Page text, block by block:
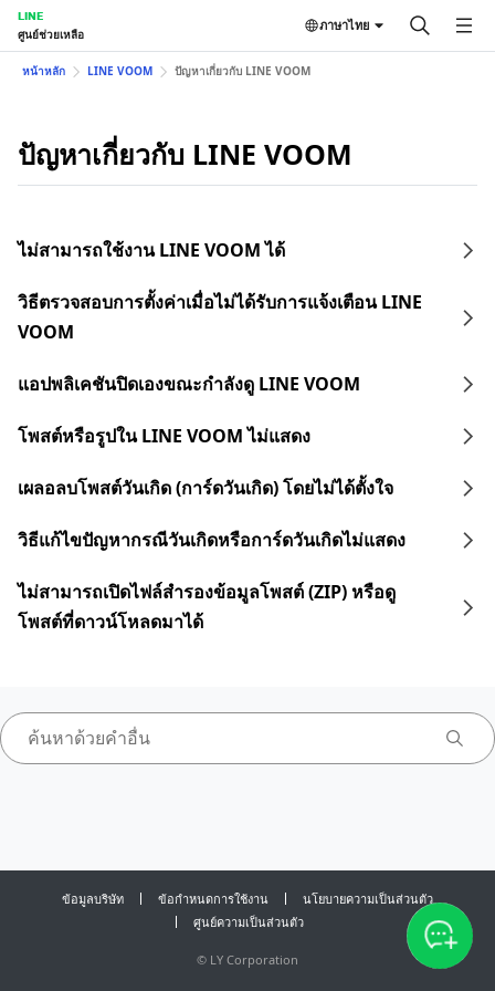
LINE
ศูนย์ช่วยเหลือ
ภาษาไทย
หน้าหลัก LINE VOOM ปัญหาเกี่ยวกับ LINE VOOM
ปัญหาเกี่ยวกับ LINE VOOM
ไม่สามารถใช้งาน LINE VOOM ได้
วิธีตรวจสอบการตั้งค่าเมื่อไม่ได้รับการแจ้งเตือน LINE
VOOM
แอปพลิเคชันปิดเองขณะกำลังดู LINE VOOM
โพสต์หรือรูปใน LINE VOOM ไม่แสดง
เผลอลบโพสต์วันเกิด (การ์ดวันเกิด) โดยไม่ได้ตั้งใจ
วิธีแก้ไขปัญหากรณีวันเกิดหรือการ์ดวันเกิดไม่แสดง
ไม่สามารถเปิดไฟล์สำรองข้อมูลโพสต์ (ZIP) หรือดู
โพสต์ที่ดาวน์โหลดมาได้
ข้อมูลบริษัท ข้อกำหนดการใช้งาน
นโยบายความเป็นส่วนตัว
ศูนย์ความเป็นส่วนตัว
© LY Corporation